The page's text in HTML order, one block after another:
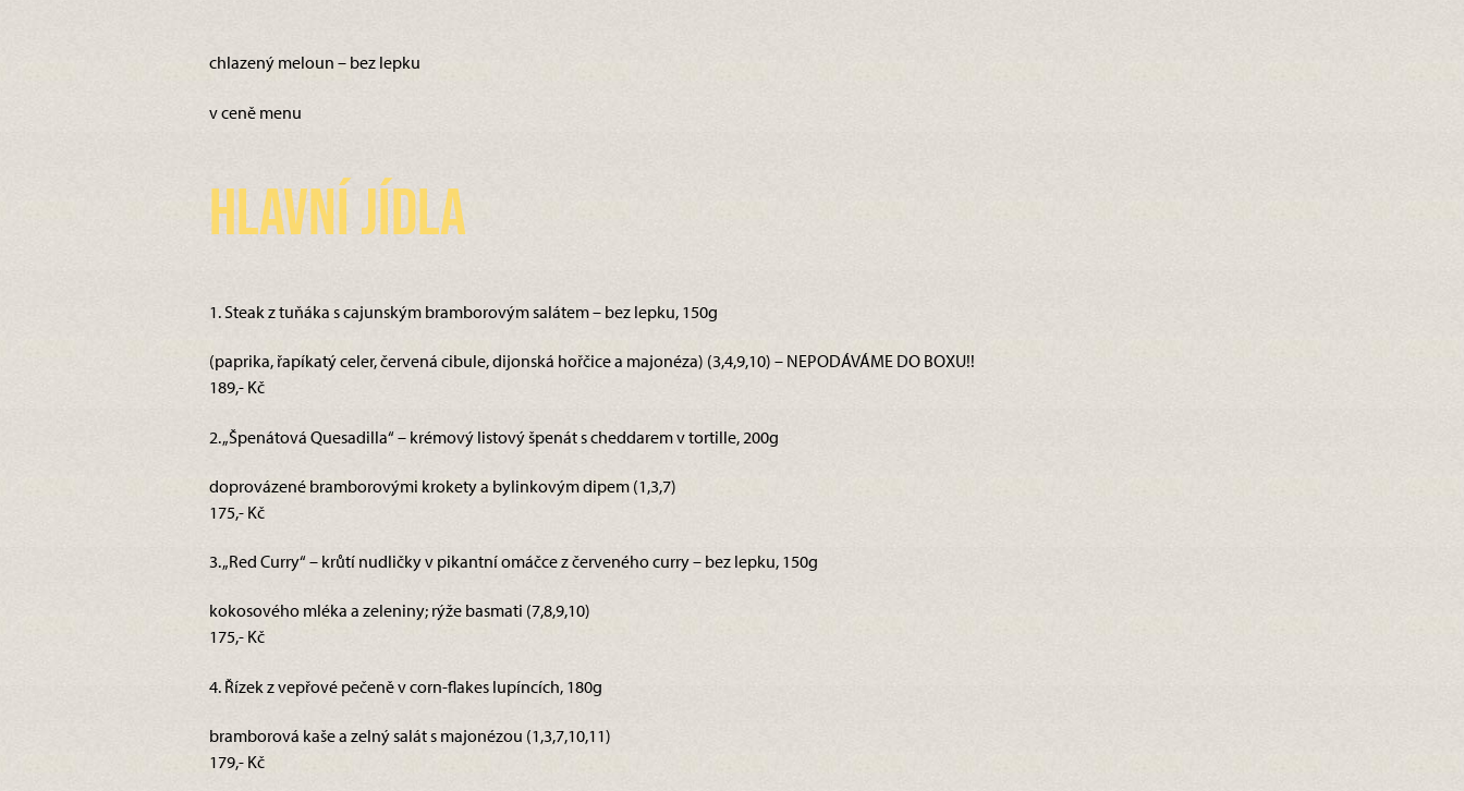
chlazený meloun – bez lepku
v ceně menu
Hlavní jídla
1. Steak z tuňáka s cajunským bramborovým salátem – bez lepku, 150g
(paprika, řapíkatý celer, červená cibule, dijonská hořčice a majonéza) (3,4,9,10) – NEPODÁVÁME DO BOXU!!
189,- Kč
2. „Špenátová Quesadilla“ – krémový listový špenát s cheddarem v tortille, 200g
doprovázené bramborovými krokety a bylinkovým dipem (1,3,7)
175,- Kč
3. „Red Curry“ – krůtí nudličky v pikantní omáčce z červeného curry – bez lepku, 150g
kokosového mléka a zeleniny; rýže basmati (7,8,9,10)
175,- Kč
4. Řízek z vepřové pečeně v corn-flakes lupíncích, 180g
bramborová kaše a zelný salát s majonézou (1,3,7,10,11)
179,- Kč